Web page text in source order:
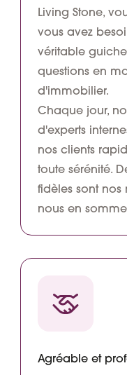
Living Stone,
vous avez
véritable
questions en
d'immobilier.
Chaque jour,
d'experts
nos clients
toute sérénité.
fidèles sont nos
nous en
Agréable et